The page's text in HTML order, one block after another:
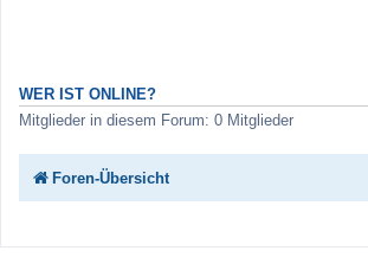
WER IST ONLINE?
Mitglieder in diesem Forum: 0 Mitglieder
Foren-Übersicht